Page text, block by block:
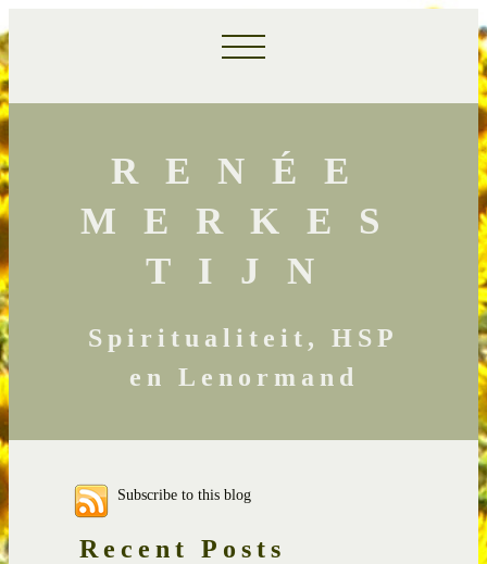
RENÉE
MERKES
TIJN
Spiritualiteit, HSP
en Lenormand
Subscribe to this blog
Recent Posts